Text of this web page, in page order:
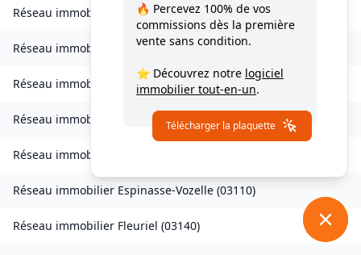
Réseau immobilier Créchy(03150)
Réseau immobilier Cusset(03300)
Réseau immobilier Deneuille-les-Mines (03170)
Réseau immobilier Le Donjon(03130
Réseau immobilier
Réseau immobilier Espinasse-Vozelle (03110)
Réseau immobilier Fleuriel (03140)
🔥 Percevez 100% de vos
commissions dès la première
vente sans condition.
⭐ Découvrez notre logiciel
immobilier tout-en-un.
Télécharger la plaquette